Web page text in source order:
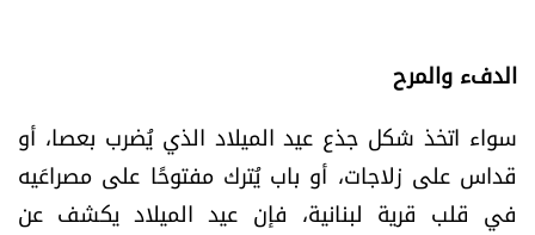
الدفء والمرح
سواء اتخذ شكل جذع عيد الميلاد الذي يُضرب بعصا، أو
قداس على زلاجات، أو باب يُترك مفتوحًا على مصراعَيه
في قلب قرية لبنانية، فإن عيد الميلاد يكشف عن